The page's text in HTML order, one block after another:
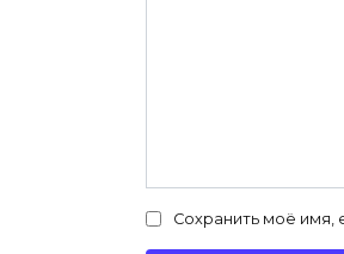
Сохранить моё имя,